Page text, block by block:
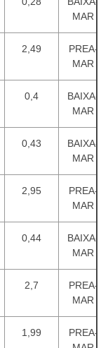
MAR
2,49
PREA-
MAR
0,4
BAIXA-
MAR
0,43
BAIXA-
MAR
2,95
PREA-
MAR
0,44
BAIXA-
MAR
2,7
PREA-
MAR
1,99
PREA-